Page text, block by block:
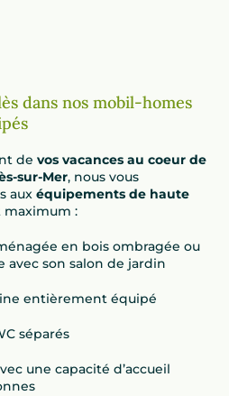
dans nos mobil-homes
de vos vacances au coeur de
sur-Mer, nous vous
aux équipements de haute
:
en bois ombragée ou
avec son salon de jardin
entièrement équipé
séparés
une capacité d’accueil